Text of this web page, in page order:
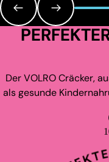
Der VOLRO Cräcker,
als gesunde